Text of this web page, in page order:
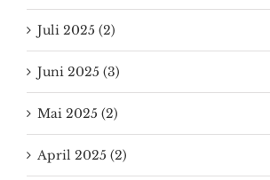
Juli 2025 (2)
Juni 2025 (3)
Mai 2025 (2)
April 2025 (2)